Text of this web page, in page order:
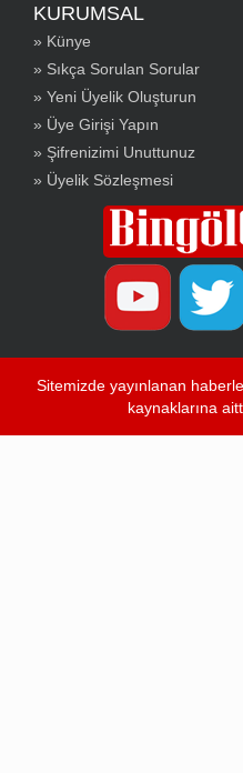
KURUMSAL
» Künye
» Sıkça Sorulan Sorular
» Yeni Üyelik Oluşturun
» Üye Girişi Yapın
» Şifrenizimi Unuttunuz
» Üyelik Sözleşmesi
Sitemizde yayınlanan
kaynaklarına